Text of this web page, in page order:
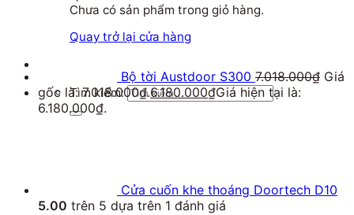
Chưa có sản phẩm trong giỏ hàng.
Quay trở lại cửa hàng
Tìm kiếm:
Bộ tời Austdoor S300 7.018.000₫ Giá
gốc là: 7.018.000₫.6.180.000₫Giá hiện tại là:
6.180.000₫.
Cửa cuốn khe thoáng Doortech D10
5.00 trên 5 dựa trên 1 đánh giá